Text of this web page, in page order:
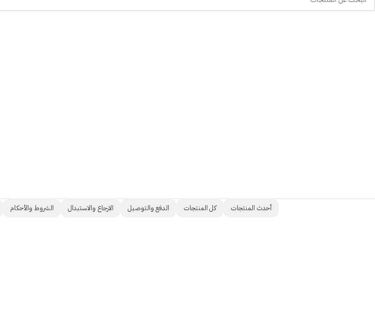
أحدث المنتجات كل المنتجات الدفع والتوصيل الارجاع والاستبدال الشروط والأحكام